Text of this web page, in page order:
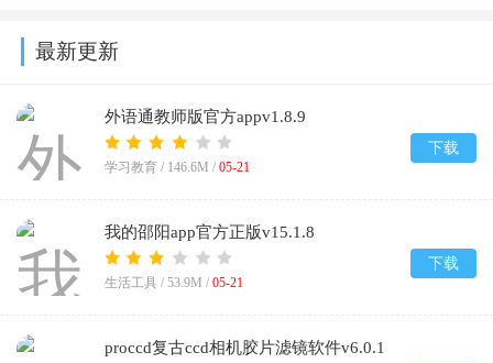
最新更新
外语通教师版官方appv1.8.9
学习教育 / 146.6M / 05-21
下载
我的邵阳app官方正版v15.1.8
生活工具 / 53.9M / 05-21
下载
proccd复古ccd相机胶片滤镜软件v6.0.1